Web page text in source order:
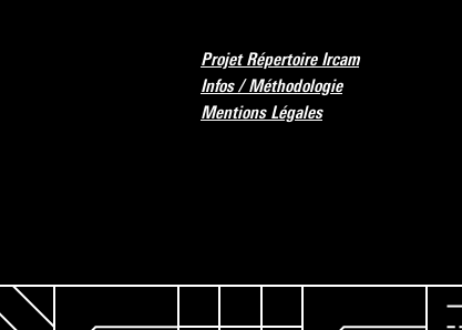
Projet Répertoire Ircam
Infos / Méthodologie
Mentions Légales